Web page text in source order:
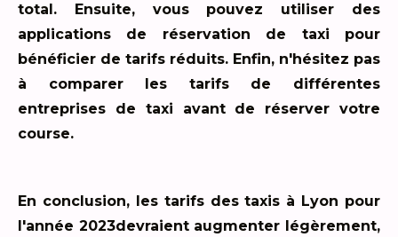
total. Ensuite, vous pouvez utiliser des
applications de réservation de taxi pour
bénéficier de tarifs réduits. Enfin, n'hésitez pas
à comparer les tarifs de différentes
entreprises de taxi avant de réserver votre
course.
En conclusion, les tarifs des taxis à Lyon pour
l'année 2023devraient augmenter légèrement,